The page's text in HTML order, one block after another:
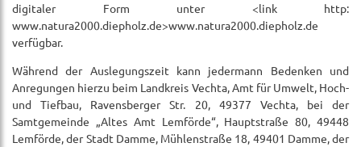
digitaler Form unter <link http:
www.natura2000.diepholz.de>www.natura2000.diepholz.de
verfügbar.
Während der Auslegungszeit kann jedermann Bedenken und
Anregungen hierzu beim Landkreis Vechta, Amt für Umwelt, Hoch-
und Tiefbau, Ravensberger Str. 20, 49377 Vechta, bei der
Samtgemeinde „Altes Amt Lemförde“, Hauptstraße 80, 49448
Lemförde, der Stadt Damme, Mühlenstraße 18, 49401 Damme, der